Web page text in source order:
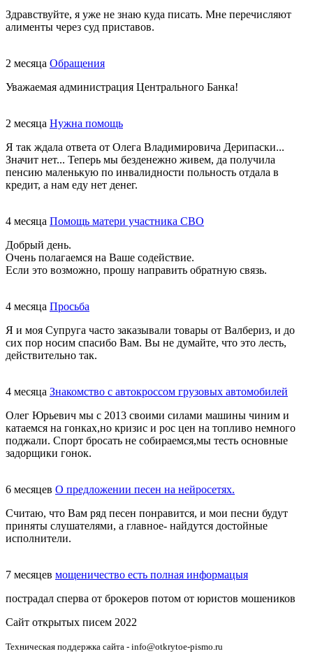
Здравствуйте, я уже не знаю куда писать. Мне перечисляют
алименты через суд приставов.
2 месяца Обращения
Уважаемая администрация Центрального Банка!
2 месяца Нужна помощь
Я так ждала ответа от Олега Владимировича Дерипаски...
Значит нет... Теперь мы безденежно живем, да получила
пенсию маленькую по инвалидности польность отдала в
кредит, а нам еду нет денег.
4 месяца Помощь матери участника СВО
Добрый день.
Очень полагаемся на Ваше содействие.
Если это возможно, прошу направить обратную связь.
4 месяца Просьба
Я и моя Супруга часто заказывали товары от Валбериз, и до
сих пор носим спасибо Вам. Вы не думайте, что это лесть,
действительно так.
4 месяца Знакомство с автокроссом грузовых автомобилей
Олег Юрьевич мы с 2013 своими силами машины чиним и
катаемся на гонках,но кризис и рос цен на топливо немного
поджали. Спорт бросать не собираемся,мы тесть основные
задорщики гонок.
6 месяцев О предложении песен на нейросетях.
Считаю, что Вам ряд песен понравится, и мои песни будут
приняты слушателями, а главное- найдутся достойные
исполнители.
7 месяцев мощеничество есть полная информацыя
пострадал сперва от брокеров потом от юристов мошеников
Сайт открытых писем 2022
Техническая поддержка сайта - info@otkrytoe-pismo.ru